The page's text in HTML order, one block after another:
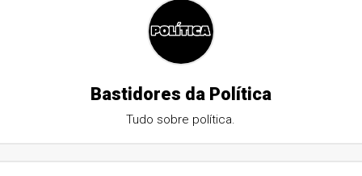
Bastidores da Política
Tudo sobre política.